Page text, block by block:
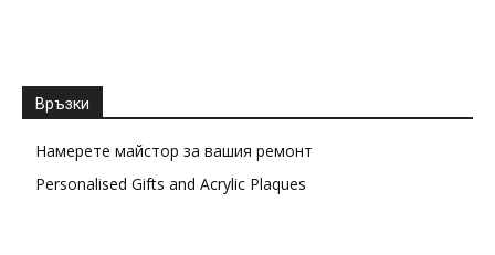
Връзки
Намерете майстор за вашия ремонт
Personalised Gifts and Acrylic Plaques